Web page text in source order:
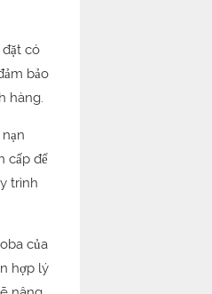
có
bảo
hàng.
cấp để
trình
của
hợp lý